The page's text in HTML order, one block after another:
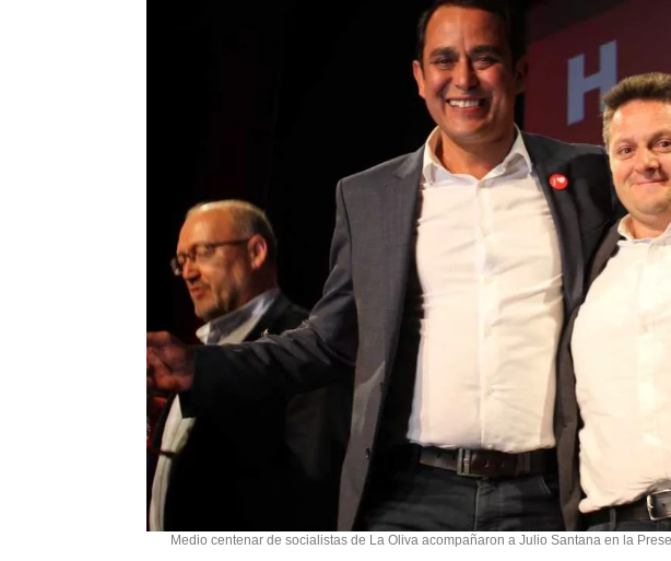
Medio centenar de socialistas de La Oliva acompañaron a Julio Santana en la